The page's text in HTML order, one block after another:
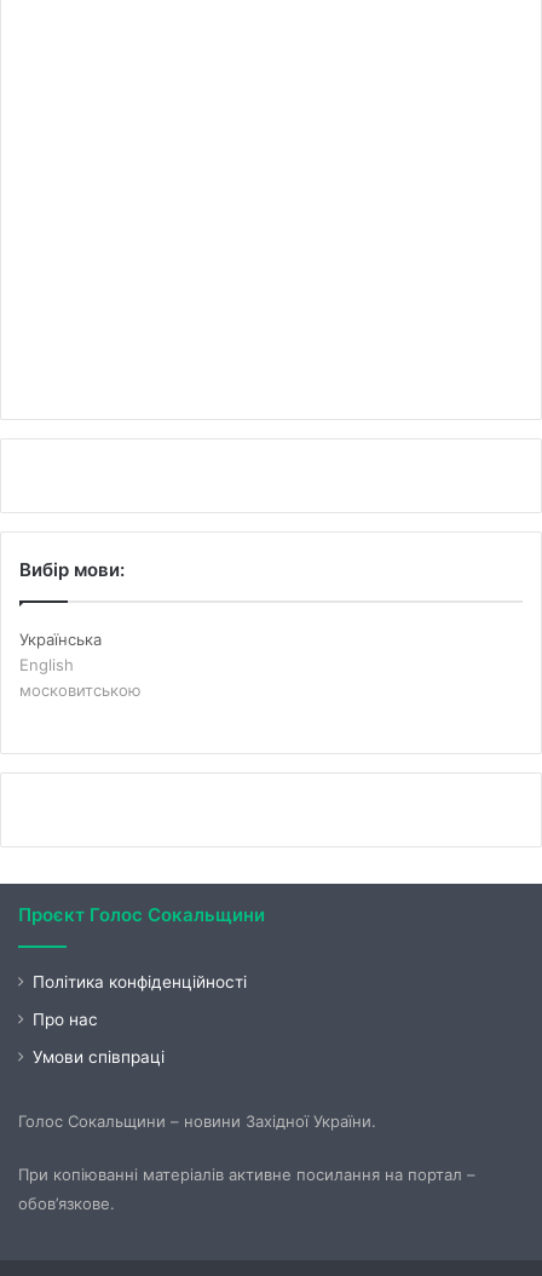
Вибір мови:
Українська
English
московитською
Проєкт Голос Сокальщини
Політика конфіденційності
Про нас
Умови співпраці
Голос Сокальщини – новини Західної України.
При копіюванні матеріалів активне посилання на портал –
обов’язкове.